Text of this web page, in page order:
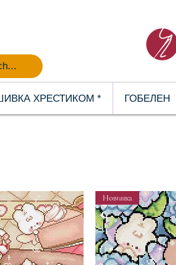
НОВИНКИ
ХРЕСТИКОМ * ГОБЕЛЕН
Новинка